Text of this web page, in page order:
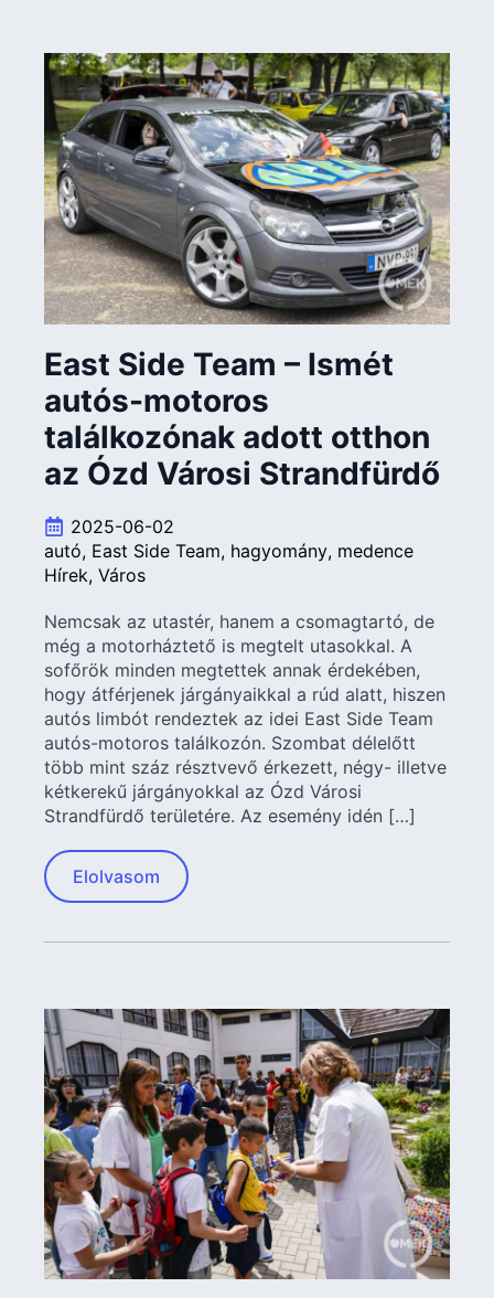
East Side Team – Ismét
autós-motoros
találkozónak adott otthon
az Ózd Városi Strandfürdő
2025-06-02
autó East Side Team hagyomány medence
Hírek Város
Nemcsak az utastér, hanem a csomagtartó, de
még a motorháztető is megtelt utasokkal. A
sofőrök minden megtettek annak érdekében,
hogy átférjenek járgányaikkal a rúd alatt, hiszen
autós limbót rendeztek az idei East Side Team
autós-motoros találkozón. Szombat délelőtt
több mint száz résztvevő érkezett, négy- illetve
kétkerekű járgányokkal az Ózd Városi
Strandfürdő területére. Az esemény idén […]
Elolvasom